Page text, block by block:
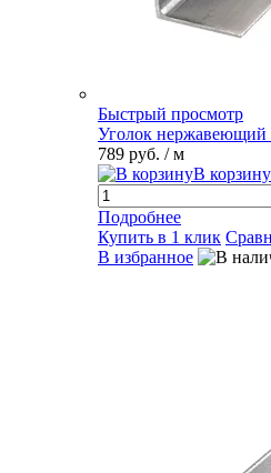
Быстрый просмотр
Уголок
789 руб. / м
В корзину
Подробнее
Купить в 1 клик
В избранное